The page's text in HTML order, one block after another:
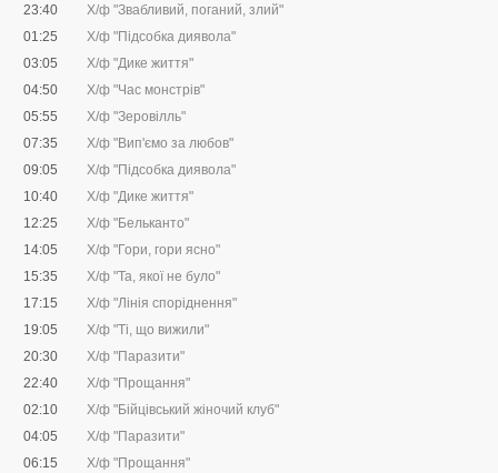
23:40
Х/ф "Звабливий, поганий, злий"
01:25
Х/ф "Підсобка диявола"
03:05
Х/ф "Дике життя"
04:50
Х/ф "Час монстрів"
05:55
Х/ф "Зеровілль"
07:35
Х/ф "Вип'ємо за любов"
09:05
Х/ф "Підсобка диявола"
10:40
Х/ф "Дике життя"
12:25
Х/ф "Бельканто"
14:05
Х/ф "Гори, гори ясно"
15:35
Х/ф "Та, якої не було"
17:15
Х/ф "Лінія споріднення"
19:05
Х/ф "Ті, що вижили"
20:30
Х/ф "Паразити"
22:40
Х/ф "Прощання"
02:10
Х/ф "Бійцівський жіночий клуб"
04:05
Х/ф "Паразити"
06:15
Х/ф "Прощання"